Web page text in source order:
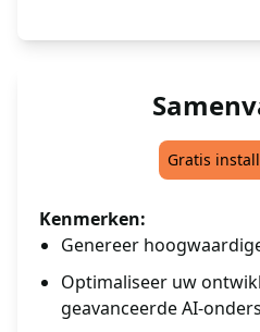
Gratis
Kenmerken:
Genereer
Optimaliseer uw
geavanceerde AI-